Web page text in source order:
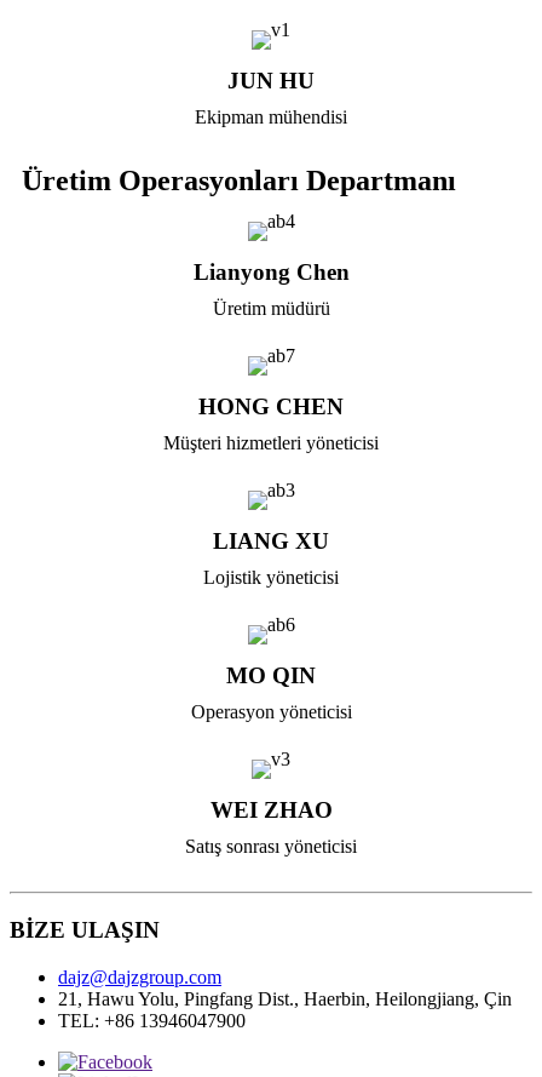
JUN HU
Ekipman mühendisi
Üretim Operasyonları Departmanı
Lianyong Chen
Üretim müdürü
HONG CHEN
Müşteri hizmetleri yöneticisi
LIANG XU
Lojistik yöneticisi
MO QIN
Operasyon yöneticisi
WEI ZHAO
Satış sonrası yöneticisi
BİZE ULAŞIN
dajz@dajzgroup.com
21, Hawu Yolu, Pingfang Dist., Haerbin, Heilongjiang, Çin
TEL: +86 13946047900